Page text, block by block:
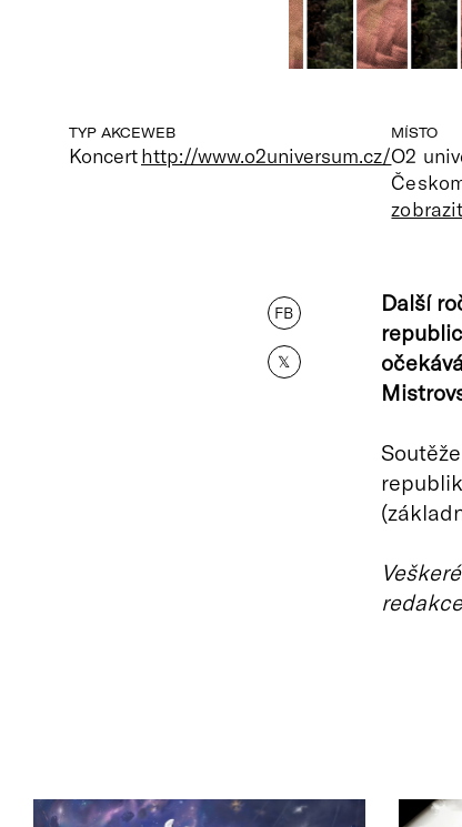
TYP AKCE
Koncert
WEB
http://www.o2universum.cz/
MÍSTO
O2
FB
𝕏
Další